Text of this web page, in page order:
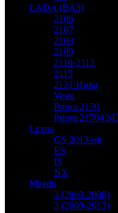
LADA (ВАЗ)
2106
2107
2108
2109
2110-2112
2115
2121 Нива
Vesta
Priora 2170
Priora 21704 SE
Lexus
GS 2013-нв
ES
IS
NX
Mazda
3 (2003-2008)
3 (2009-2013)